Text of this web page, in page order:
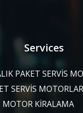
Services
PAKET SERVİS
SERVİS
MOTOR KİRALAMA